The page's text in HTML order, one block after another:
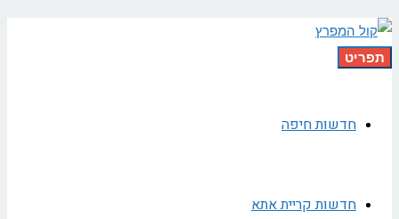
תפריט
חדשות חיפה
חדשות קריית אתא